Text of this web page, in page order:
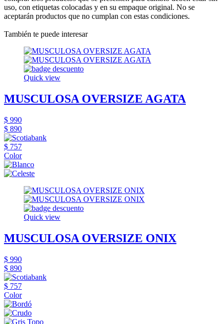
uso, con etiquetas colocadas y en su empaque original. No se
aceptarán productos que no cumplan con estas condiciones.
También te puede interesar
Quick view
MUSCULOSA OVERSIZE AGATA
$ 990
$ 890
$ 757
Color
Quick view
MUSCULOSA OVERSIZE ONIX
$ 990
$ 890
$ 757
Color